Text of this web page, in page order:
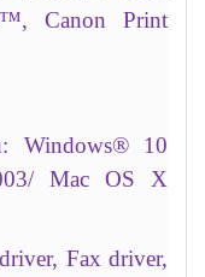
Canon Print
Windows® 10
Mac OS X
Fax driver,